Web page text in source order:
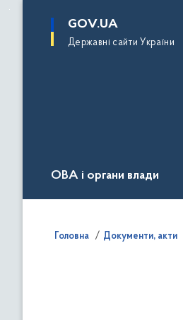
основного
GOV.UA
Державні сайти України
ОВА і органи влади
Головна Документи, акти